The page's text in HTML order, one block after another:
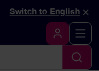
sida
Switch to English ×
Logga in
Sök